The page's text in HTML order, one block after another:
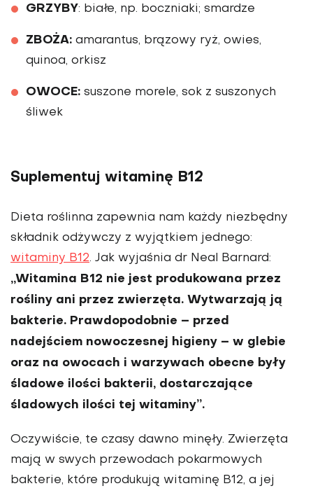
GRZYBY: białe, np. boczniaki; smardze
ZBOŻA: amarantus, brązowy ryż, owies,
quinoa, orkisz
OWOCE: suszone morele, sok z suszonych
śliwek
Suplementuj witaminę B12
Dieta roślinna zapewnia nam każdy niezbędny
składnik odżywczy z wyjątkiem jednego:
witaminy B12. Jak wyjaśnia dr Neal Barnard:
„Witamina B12 nie jest produkowana przez
rośliny ani przez zwierzęta. Wytwarzają ją
bakterie. Prawdopo­dobnie – przed
nadejściem nowocze­snej higieny – w glebie
oraz na owo­cach i warzywach obecne były
śladowe ilości bakterii, dostarczające
śladowych ilości tej witaminy”.
Oczywiście, te czasy dawno minęły. Zwierzęta
mają w swych przewodach pokarmowych
bakterie, które produkują witaminę B12, a jej